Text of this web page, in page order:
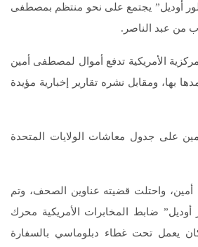
أوديل” يجتمع على نحو منتظم بمصطفى
من عبد الناصر.
الأمريكية تدفع أموال لمصطفى أمين
بها، ومقابل نشره تقارير إخبارية مؤيدة
على جدول معاشات الولايات المتحدة
واحتلت قضيته عناوين الصحف، وتم
ضابط المخابرات الأمريكية محرك
يعمل تحت غطاء دبلوماسي بالسفارة